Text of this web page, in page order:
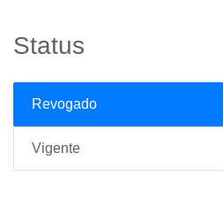
Status
Revogado
Vigente